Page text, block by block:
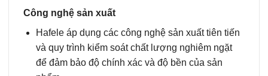
Công nghệ sản xuất
Hafele áp dụng các công nghệ sản xuất tiên tiến
và quy trình kiểm soát chất lượng nghiêm ngặt
để đảm bảo độ chính xác và độ bền của sản